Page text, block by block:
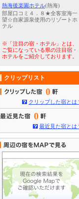
熱海後楽園ホテル(熱海)
部屋口コミ４．８★全客室海一
望☆自家源泉使用のリゾートホ
テル
※「注目の宿・ホテル」とは、
ご覧になっている県の注目宿・
ホテルをご紹介しております。
クリップリスト
0
クリップした宿とは
0
最近見た宿とは